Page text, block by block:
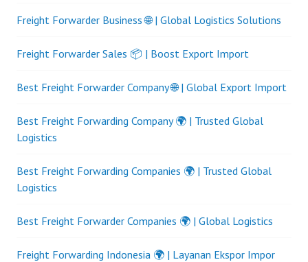
Freight Forwarder Business 🌐 | Global Logistics Solutions
Freight Forwarder Sales 📦 | Boost Export Import
Best Freight Forwarder Company 🌐 | Global Export Import
Best Freight Forwarding Company 🌍 | Trusted Global
Logistics
Best Freight Forwarding Companies 🌍 | Trusted Global
Logistics
Best Freight Forwarder Companies 🌍 | Global Logistics
Freight Forwarding Indonesia 🌍 | Layanan Ekspor Impor